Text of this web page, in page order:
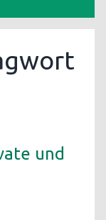
und